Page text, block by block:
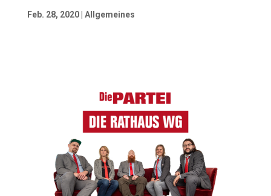
Feb. 28, 2020| Allgemeines